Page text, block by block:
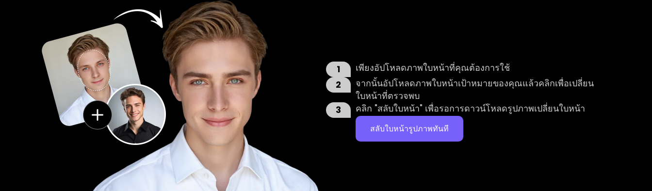
1
เพียงอัปโหลดภาพใบหน้าที่คุณต้องการใช้
2
จากนั้นอัปโหลดภาพใบหน้าเป้าหมายของคุณแล้วคลิกเพื่อเปลี่ยน
ใบหน้าที่ตรวจพบ
3
คลิก "สลับใบหน้า" เพื่อรอการดาวน์โหลดรูปภาพเปลี่ยนใบหน้า
สลับใบหน้ารูปภาพทันที